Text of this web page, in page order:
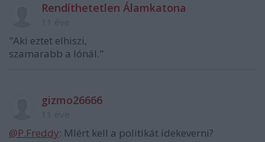
Rendíthetetlen Álamkatona
"Aki eztet elhiszi,
szamarabb a lónál."
gizmo26666
@P.Freddy: MIért kell a politikát idekeverni?